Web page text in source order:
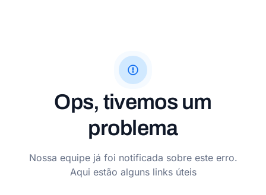
Ops, tivemos um
problema
Nossa equipe já foi notificada sobre este erro.
Aqui estão alguns links úteis